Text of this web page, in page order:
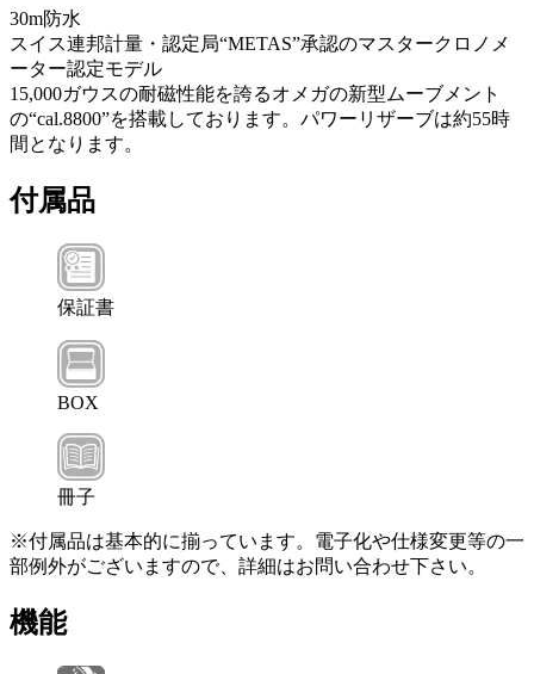
30m防水
スイス連邦計量・認定局“METAS”承認のマスタークロノメ
ーター認定モデル
15,000ガウスの耐磁性能を誇るオメガの新型ムーブメント
の“cal.8800”を搭載しております。パワーリザーブは約55時
間となります。
付属品
保証書
BOX
冊子
※付属品は基本的に揃っています。電子化や仕様変更等の一
部例外がございますので、詳細はお問い合わせ下さい。
機能